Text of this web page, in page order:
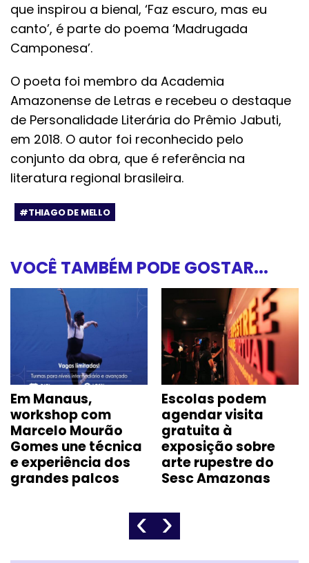
que inspirou a bienal, ‘Faz escuro, mas eu
canto’, é parte do poema ‘Madrugada
Camponesa’.
O poeta foi membro da Academia
Amazonense de Letras e recebeu o destaque
de Personalidade Literária do Prêmio Jabuti,
em 2018. O autor foi reconhecido pelo
conjunto da obra, que é referência na
literatura regional brasileira.
#THIAGO DE MELLO
VOCÊ TAMBÉM PODE GOSTAR...
Em Manaus,
workshop com
Marcelo Mourão
Gomes une técnica
e experiência dos
grandes palcos
Escolas podem
agendar visita
gratuita à
exposição sobre
arte rupestre do
Sesc Amazonas
‹ ›